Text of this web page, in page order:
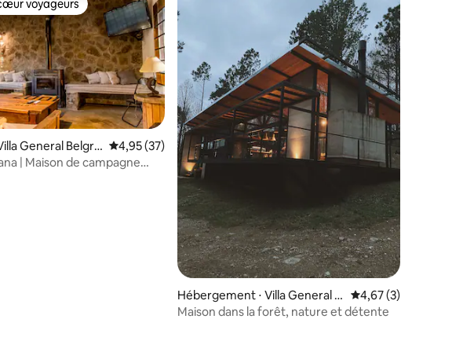
base de 91 commentaires : 4,81 sur 5
voyageurs
voyageurs
General Belgra
Évaluation moyenne sur la base de 37 commentaires : 4,95 sur 5
4,95 (37)
| Maison de campagne
Hébergement ⋅ Villa General B
elgrano
Évaluation
4,67 (3)
Maison dans la forêt, nature et détente